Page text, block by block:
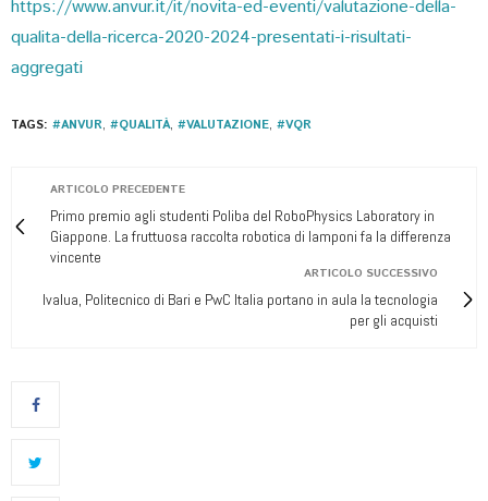
https://www.anvur.it/it/novita-ed-eventi/valutazione-della-
qualita-della-ricerca-2020-2024-presentati-i-risultati-
aggregati
TAGS: #ANVUR, #QUALITÀ, #VALUTAZIONE, #VQR
ARTICOLO PRECEDENTE
Primo premio agli studenti Poliba del RoboPhysics Laboratory in
Giappone. La fruttuosa raccolta robotica di lamponi fa la differenza
vincente
ARTICOLO SUCCESSIVO
Ivalua, Politecnico di Bari e PwC Italia portano in aula la tecnologia
per gli acquisti